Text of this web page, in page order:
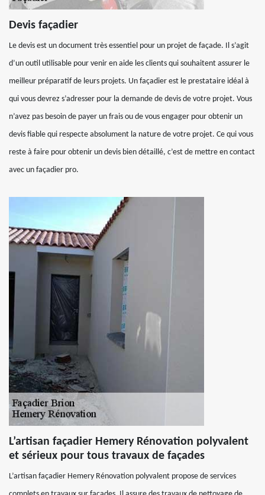
Devis façadier
Le devis est un document très essentiel pour un projet de façade. Il s’agit
d’un outil utilisable pour venir en aide les clients qui souhaitent assurer le
meilleur préparatif de leurs projets. Un façadier est le prestataire idéal à
qui vous devrez s’adresser pour la demande de devis de votre projet. Vous
n’avez pas besoin de payer un frais ou de vous engager pour obtenir un
devis fiable qui respecte absolument la nature de votre projet. Ce qui vous
reste à faire pour obtenir un devis bien détaillé, c’est de mettre en contact
avec un façadier pro.
L’artisan façadier Hemery Rénovation polyvalent
et sérieux pour tous travaux de façades
L’artisan façadier Hemery Rénovation polyvalent propose de services